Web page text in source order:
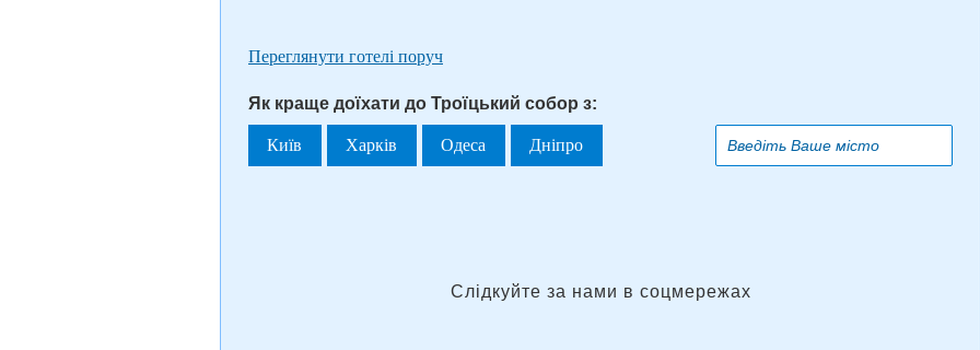
Переглянути готелі поруч
Як краще доїхати до Троїцький собор з:
Київ Харків Одеса Дніпро
Слідкуйте за нами в соцмережах